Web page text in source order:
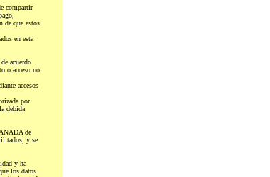
compartir
de que estos
en esta
acuerdo
o acceso no
accesos
por
debida
de
y se
y ha
los datos